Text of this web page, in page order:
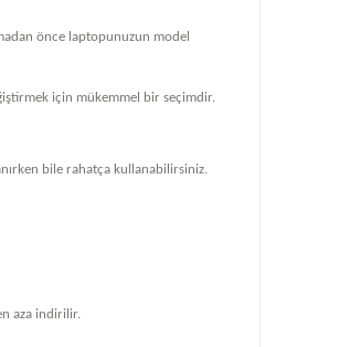
önce laptopunuzun model
için mükemmel bir seçimdir.
bile rahatça kullanabilirsiniz.
aza indirilir.